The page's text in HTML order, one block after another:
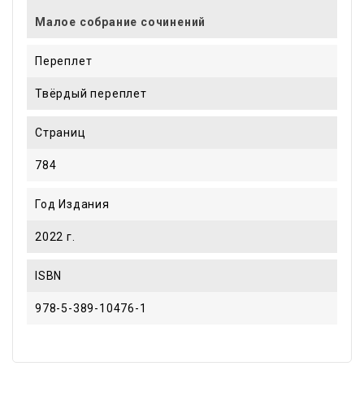
Малое собрание сочинений
Переплет
Твёрдый переплет
Страниц
784
Год Издания
2022 г.
ISBN
978-5-389-10476-1